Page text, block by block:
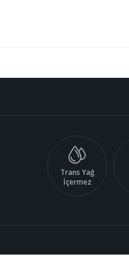
Trans Yağ
İçermez